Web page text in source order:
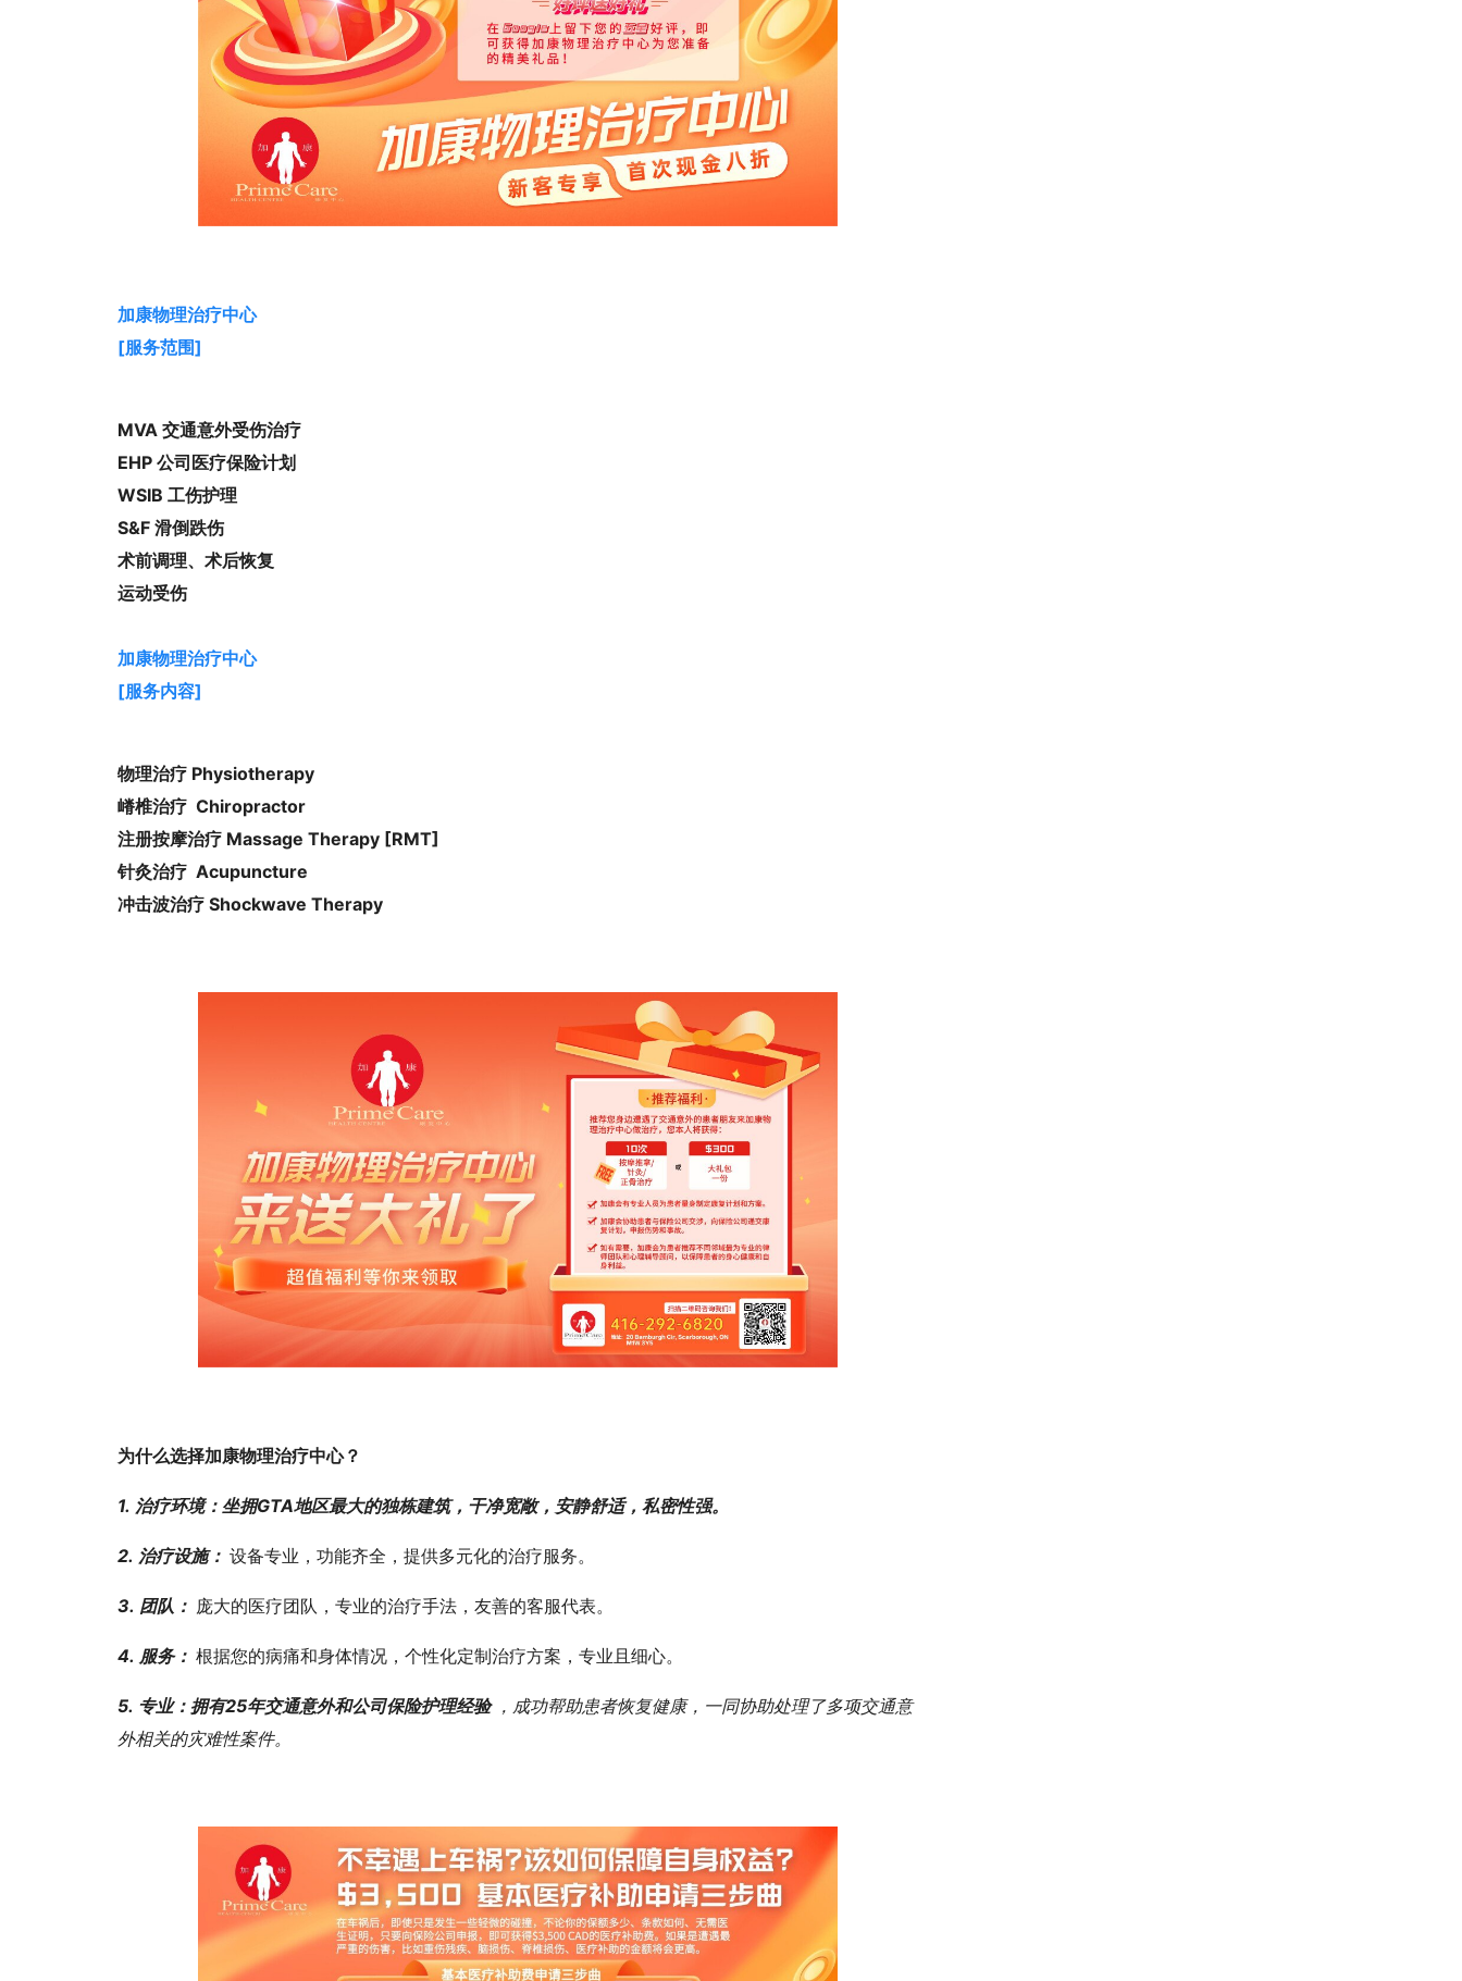
加康物理治疗中心
[服务范围]
MVA 交通意外受伤治疗
EHP 公司医疗保险计划
WSIB 工伤护理
S&F 滑倒跌伤
术前调理、术后恢复
运动受伤
加康物理治疗中心
[服务内容]
物理治疗 Physiotherapy
嵴椎治疗 Chiropractor
注册按摩治疗 Massage Therapy [RMT]
针灸治疗 Acupuncture
冲击波治疗 Shockwave Therapy
为什么选择加康物理治疗中心？
1. 治疗环境：坐拥GTA地区最大的独栋建筑，干净宽敞，安静舒适，私密性强。
2. 治疗设施： 设备专业，功能齐全，提供多元化的治疗服务。
3. 团队： 庞大的医疗团队，专业的治疗手法，友善的客服代表。
4. 服务： 根据您的病痛和身体情况，个性化定制治疗方案，专业且细心。
5. 专业：拥有25年交通意外和公司保险护理经验 ，成功帮助患者恢复健康，一同协助处理了多项交通意
外相关的灾难性案件。